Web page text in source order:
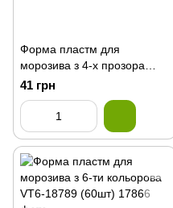
Форма пластм для
морозива з 4-х прозора
VT6-18791 (108шт)
41 грн